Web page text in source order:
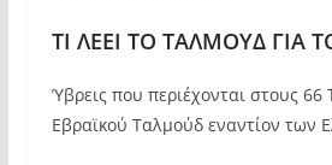
ΤΙ ΛΕΕΙ ΤΟ ΤΑΛΜΟΥΔ ΓΙΑ
Ύβρεις που περιέχονται στους 66
Εβραϊκού Ταλμούδ εναντίον των